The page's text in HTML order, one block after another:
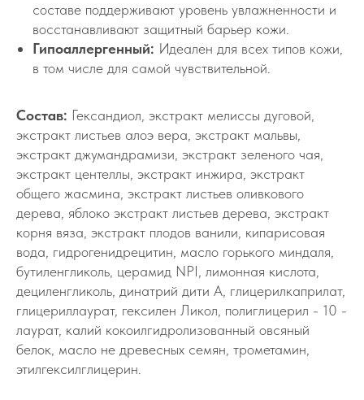
составе поддерживают уровень увлажненности и
восстанавливают защитный барьер кожи.
Гипоаллергенный: Идеален для всех типов кожи,
в том числе для самой чувствительной.
Состав: Гександиол, экстракт мелиссы дуговой,
экстракт листьев алоэ вера, экстракт мальвы,
экстракт джумандрамизи, экстракт зеленого чая,
экстракт центеллы, экстракт инжира, экстракт
общего жасмина, экстракт листьев оливкового
дерева, яблоко экстракт листьев дерева, экстракт
корня вяза, экстракт плодов ванили, кипарисовая
вода, гидрогенидрецитин, масло горького миндаля,
бутиленгликоль, церамид NPI, лимонная кислота,
дециленгликоль, динатрий дити А, глицерилкаприлат,
глицериллаурат, гексилен Ликол, полиглицерил - 10 -
лаурат, калий кокоилгидролизованный овсяный
белок, масло не древесных семян, трометамин,
этилгексилглицерин.